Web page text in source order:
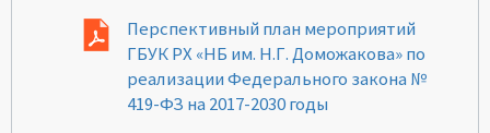
Перспективный план мероприятий
ГБУК РХ «НБ им. Н.Г. Доможакова» по
реализации Федерального закона №
419-ФЗ на 2017-2030 годы